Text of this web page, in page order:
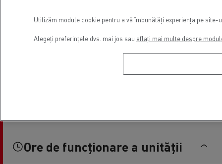
Ore de funcționare a unității
Utilizăm module cookie pentru a vă îmbunătăți experiența pe
Alegeți preferințele dvs. mai jos sau aflați mai multe despre